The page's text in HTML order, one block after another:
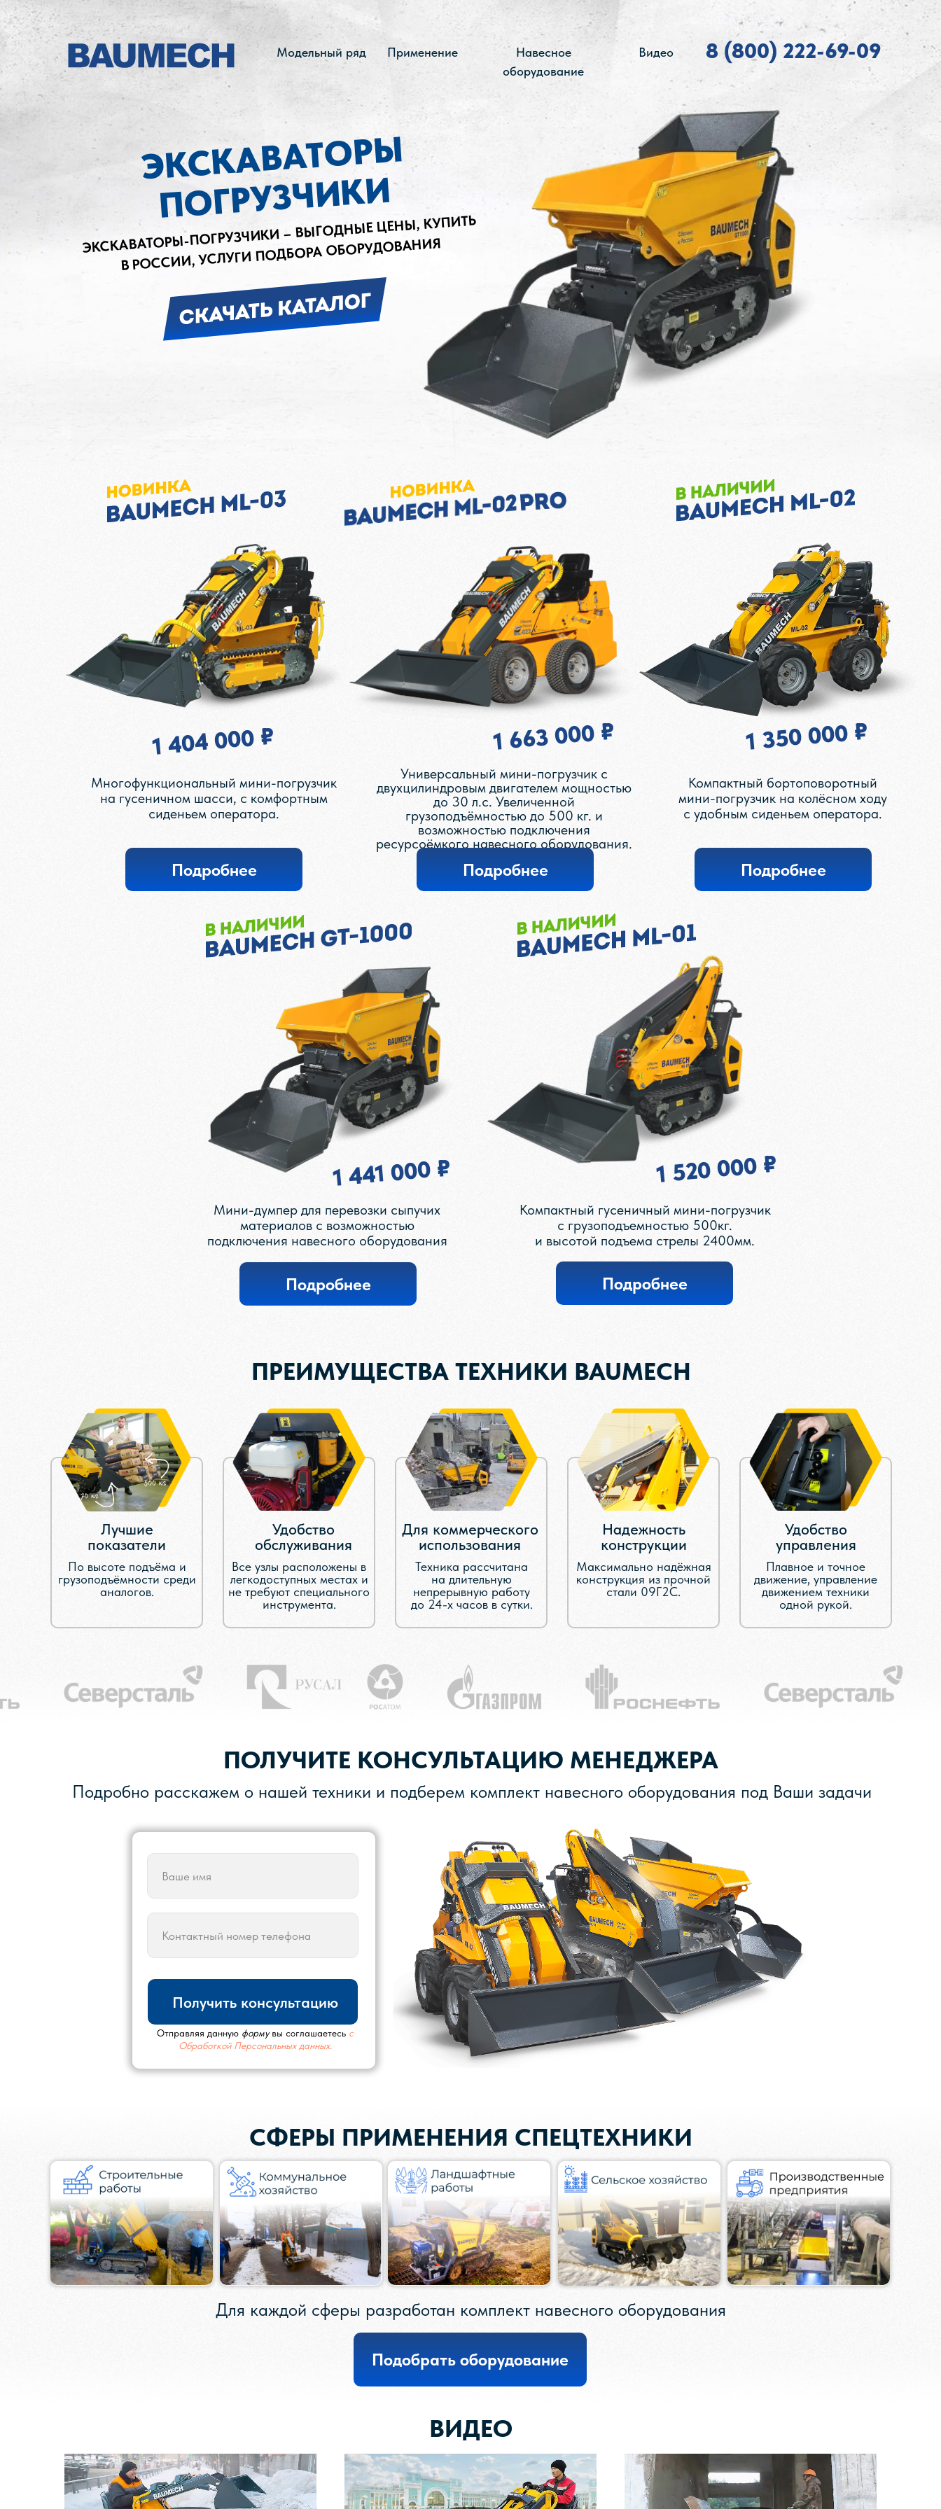
Модельный ряд Применение
Навесное
оборудование
Видео 8 (800) 222-69-09
ЭКСКАВАТОРЫ
ПОГРУЗЧИКИ
ЭКСКАВАТОРЫ-ПОГРУЗЧИКИ – ВЫГОДНЫЕ ЦЕНЫ, КУПИТЬ
В РОССИИ, УСЛУГИ ПОДБОРА ОБОРУДОВАНИЯ
Мини-думпер для перевозки сыпучих
материалов с возможностью
подключения навесного оборудования
Подробнее
Многофункциональный мини-погрузчик
на гусеничном шасси, с комфортным
сиденьем оператора.
Компактный гусеничный мини-погрузчик
с грузоподъемностью 500кг.
и высотой подъема стрелы 2400мм.
Подробнее
Компактный бортоповоротный
мини-погрузчик на колёсном ходу
с удобным сиденьем оператора.
Подробнее
Подробнее
Универсальный мини-погрузчик с
двухцилиндровым двигателем мощностью
до 30 л.с. Увеличенной
грузоподъёмностью до 500 кг. и
возможностью подключения
ресурсоёмкого навесного оборудования.
Подробнее
Мини-погрузчик, минипогрузчик, баумех, baumech, мини-думпер, думпер, модели баумех,
модельный ряд баумех, модельная линейка баумех, мини-спецтехника, спецтехника баумех, ml-03,
ml-02, ml-022, gt-1000, новинка, в наличии, заказать
1 520 000 ₽
1 441 000 ₽
1 350 000 ₽
1 663 000 ₽
1 404 000 ₽
Лучшие
показатели
По высоте подъёма и
грузоподъёмности среди
аналогов.
Все узлы расположены в
легкодоступных местах и
не требуют специального
инструмента.
Удобство
обслуживания
Для коммерческого
использования
Техника рассчитана
на длительную
непрерывную работу
до 24-х часов в сутки.
Надежность
конструкции
Максимально надёжная
конструкция из прочной
стали 09Г2С.
Удобство
управления
Плавное и точное
движение, управление
движением техники
одной рукой.
ПРЕИМУЩЕСТВА ТЕХНИКИ BAUMECH
ПОЛУЧИТЕ КОНСУЛЬТАЦИЮ МЕНЕДЖЕРА
Подробно расскажем о нашей техники и подберем комплект навесного оборудования под Ваши задачи
Получить консультацию
Отправляя данную формувы соглашаетесь с
Обработкой Персональных данных.
СФЕРЫ ПРИМЕНЕНИЯ СПЕЦТЕХНИКИ
Для каждой сферы разработан комплект навесного оборудования
Подобрать оборудование
ВИДЕО